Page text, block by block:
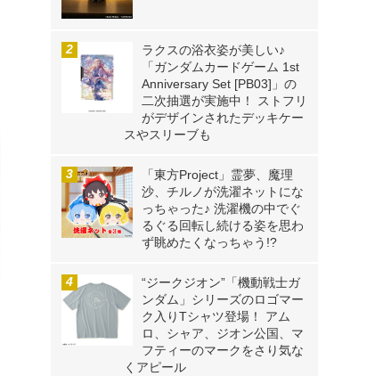
ラクスの浴衣姿が美しい♪
「ガンダムカードゲーム 1st
Anniversary Set [PB03]」の
二次抽選が実施中！ ストフリ
がデザインされたデッキケー
スやスリーブも
「東方Project」霊夢、魔理
沙、チルノが洗濯ネットにな
っちゃった♪ 洗濯機の中でぐ
るぐる回転し続ける姿を思わ
ず眺めたくなっちゃう!?
“ジークジオン”「機動戦士ガ
ンダム」シリーズのロゴマー
ク入りTシャツ登場！ アム
ロ、シャア、ジオン公国、マ
フティーのマークをさり気な
くアピール